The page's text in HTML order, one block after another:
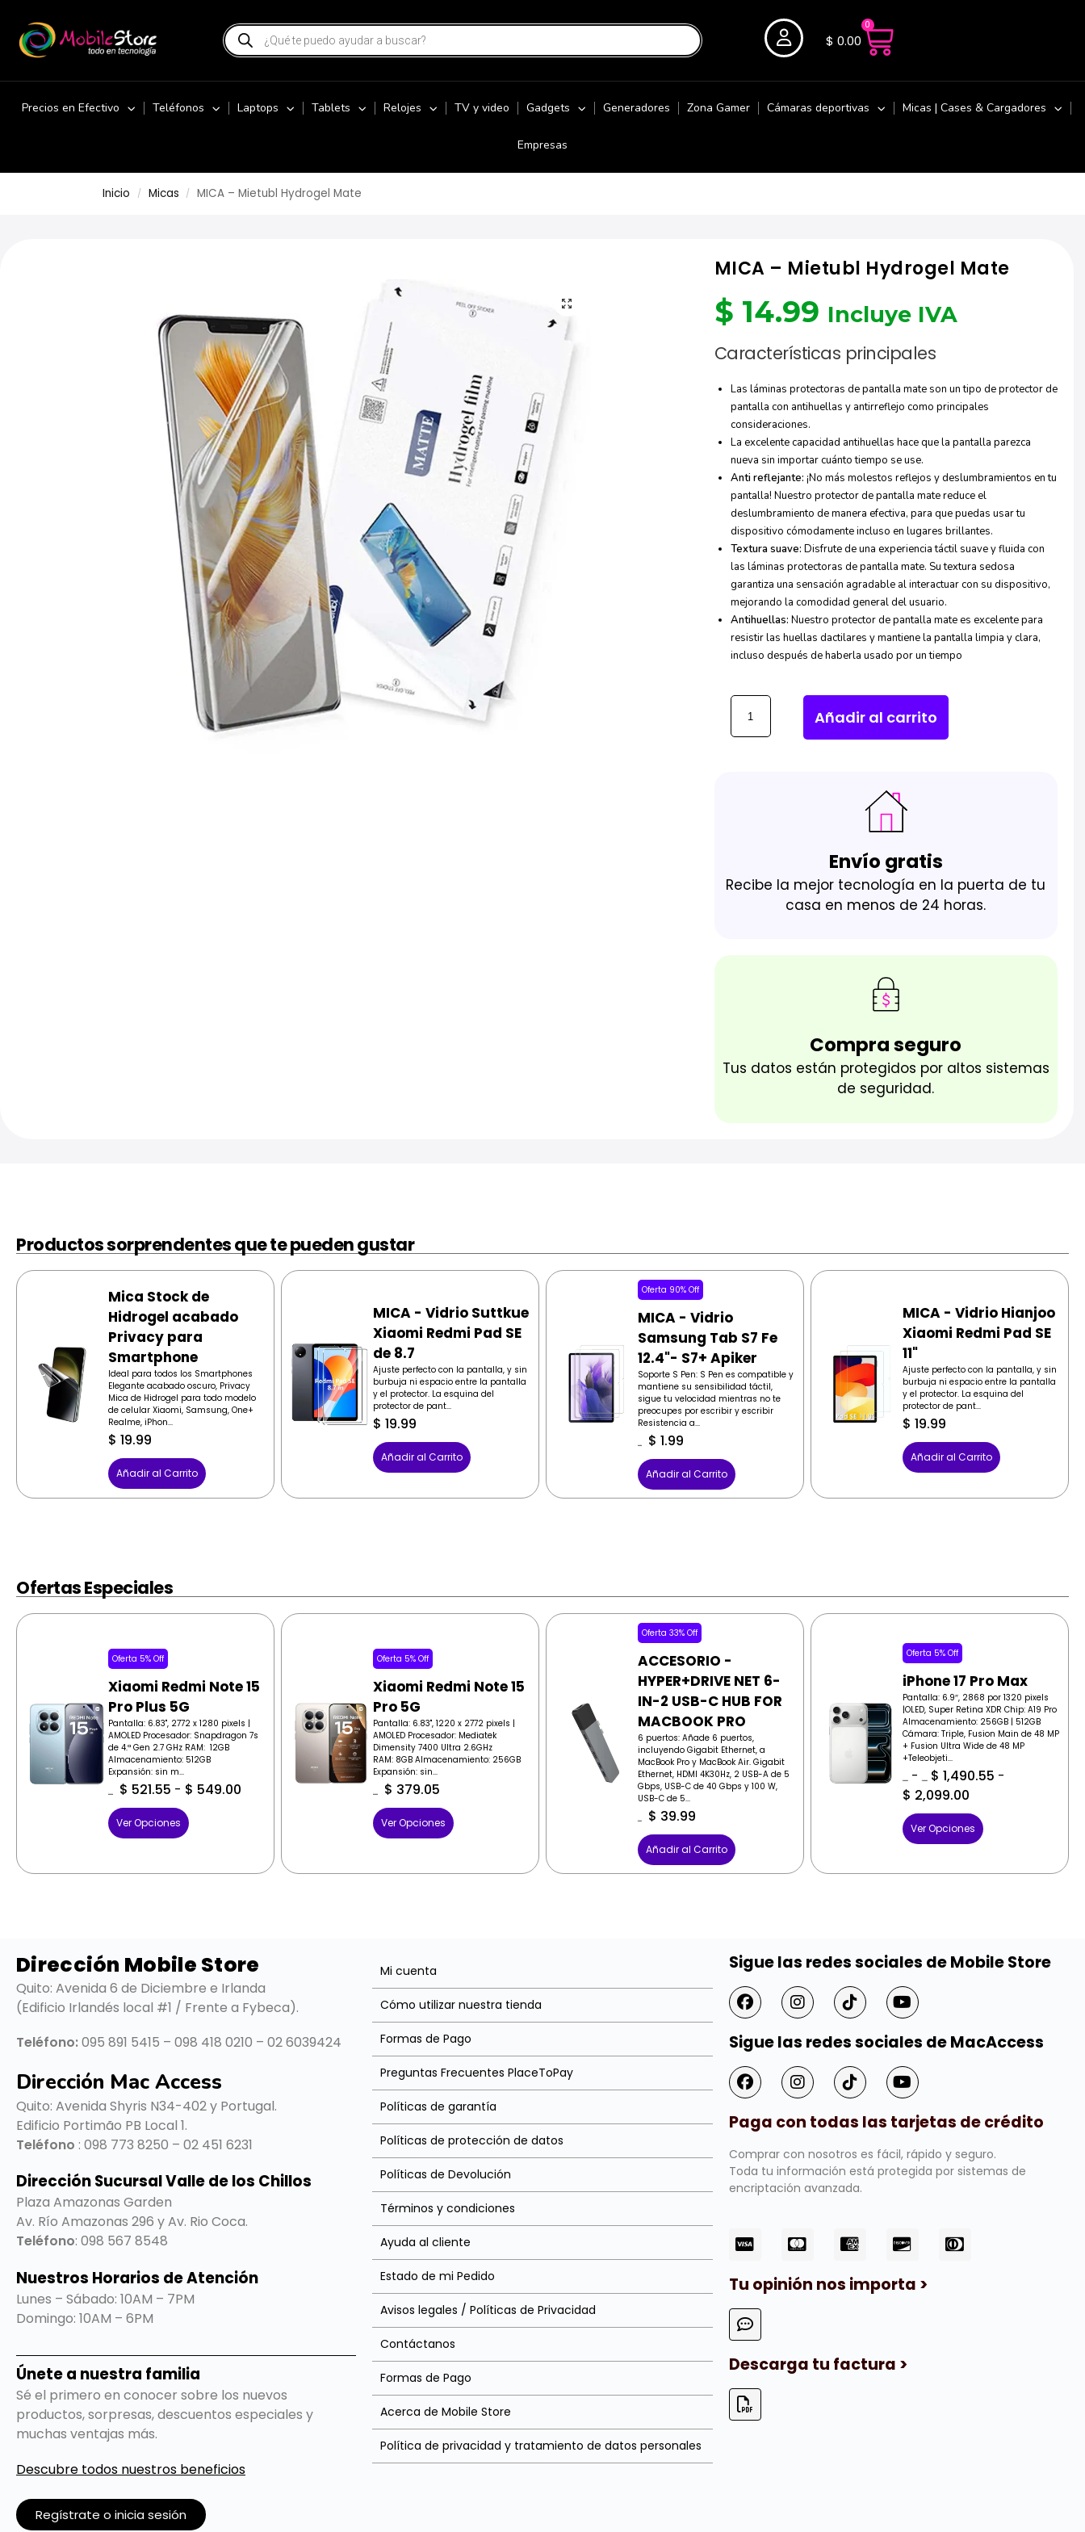
$ 0.00
0
Precios en Efectivo Teléfonos Laptops Tablets Relojes TV y video Gadgets Generadores Zona Gamer Cámaras deportivas Micas | Cases & Cargadores
Empresas
Inicio / Micas / MICA – Mietubl Hydrogel Mate
MICA – Mietubl Hydrogel Mate
$ 14.99 Incluye IVA
Características principales
Las láminas protectoras de pantalla mate son un tipo de protector de
pantalla con antihuellas y antirreflejo como principales
consideraciones.
La excelente capacidad antihuellas hace que la pantalla parezca
nueva sin importar cuánto tiempo se use.
Anti reflejante: ¡No más molestos reflejos y deslumbramientos en tu
pantalla! Nuestro protector de pantalla mate reduce el
deslumbramiento de manera efectiva, para que puedas usar tu
dispositivo cómodamente incluso en lugares brillantes.
Textura suave: Disfrute de una experiencia táctil suave y fluida con
las láminas protectoras de pantalla mate. Su textura sedosa
garantiza una sensación agradable al interactuar con su dispositivo,
mejorando la comodidad general del usuario.
Antihuellas: Nuestro protector de pantalla mate es excelente para
resistir las huellas dactilares y mantiene la pantalla limpia y clara,
incluso después de haberla usado por un tiempo
Añadir al carrito
Envío gratis
Recibe la mejor tecnología en la puerta de tu
casa en menos de 24 horas.
Compra seguro
Tus datos están protegidos por altos sistemas
de seguridad.
Productos sorprendentes que te pueden gustar
Mica Stock de
Hidrogel acabado
Privacy para
Smartphone
Ideal para todos los Smartphones
Elegante acabado oscuro, Privacy
Mica de Hidrogel para todo modelo
de celular Xiaomi, Samsung, One+
Realme, iPhon...
$ 19.99
Añadir al Carrito
MICA - Vidrio Suttkue
Xiaomi Redmi Pad SE
de 8.7
Ajuste perfecto con la pantalla, y sin
burbuja ni espacio entre la pantalla
y el protector. La esquina del
protector de pant...
$ 19.99
Añadir al Carrito
Oferta 90% Off
MICA - Vidrio
Samsung Tab S7 Fe
12.4"- S7+ Apiker
Soporte S Pen: S Pen es compatible y
mantiene su sensibilidad táctil,
sigue tu velocidad mientras no te
preocupes por escribir y escribir
Resistencia a...
$ 1.99
Añadir al Carrito
MICA - Vidrio Hianjoo
Xiaomi Redmi Pad SE
11"
Ajuste perfecto con la pantalla, y sin
burbuja ni espacio entre la pantalla
y el protector. La esquina del
protector de pant...
$ 19.99
Añadir al Carrito
Ofertas Especiales
Oferta 5% Off
Xiaomi Redmi Note 15
Pro Plus 5G
Pantalla: 6.83", 2772 x 1280 pixels |
AMOLED Procesador: Snapdragon 7s
de 4.ª Gen 2.7 GHz RAM: 12GB
Almacenamiento: 512GB
Expansión: sin m...
$ 521.55 - $ 549.00
Ver Opciones
Oferta 5% Off
Xiaomi Redmi Note 15
Pro 5G
Pantalla: 6.83", 1220 x 2772 pixels |
AMOLED Procesador: Mediatek
Dimensity 7400 Ultra 2.6GHz
RAM: 8GB Almacenamiento: 256GB
Expansión: sin...
$ 379.05
Ver Opciones
Oferta 33% Off
ACCESORIO -
HYPER+DRIVE NET 6-
IN-2 USB-C HUB FOR
MACBOOK PRO
6 puertos: Añade 6 puertos,
incluyendo Gigabit Ethernet, a
MacBook Pro y MacBook Air. Gigabit
Ethernet, HDMI 4K30Hz, 2 USB-A de 5
Gbps, USB-C de 40 Gbps y 100 W,
USB-C de 5...
$ 39.99
Añadir al Carrito
Oferta 5% Off
iPhone 17 Pro Max
Pantalla: 6.9″, 2868 por 1320 pixels
|OLED, Super Retina XDR Chip: A19 Pro
Almacenamiento: 256GB | 512GB
Cámara: Triple, Fusion Main de 48 MP
+ Fusion Ultra Wide de 48 MP
+Teleobjeti...
- $ 1,490.55 -
$ 2,099.00
Ver Opciones
Dirección Mobile Store
Quito: Avenida 6 de Diciembre e Irlanda
(Edificio Irlandés local #1 / Frente a Fybeca).
Teléfono:095 891 5415 – 098 418 0210 – 02 6039424
Dirección Mac Access
Quito: Avenida Shyris N34-402 y Portugal.
Edificio Portimão PB Local 1.
Teléfono : 098 773 8250 – 02 451 6231
Dirección Sucursal Valle de los Chillos
Plaza Amazonas Garden
Av. Río Amazonas 296 y Av. Rio Coca.
Teléfono: 098 567 8548
Nuestros Horarios de Atención
Lunes – Sábado: 10AM – 7PM
Domingo: 10AM – 6PM
Únete a nuestra familia
Sé el primero en conocer sobre los nuevos
productos, sorpresas, descuentos especiales y
muchas ventajas más.
Descubre todos nuestros beneficios
Regístrate o inicia sesión
Mi cuenta
Cómo utilizar nuestra tienda
Formas de Pago
Preguntas Frecuentes PlaceToPay
Políticas de garantía
Políticas de protección de datos
Políticas de Devolución
Términos y condiciones
Ayuda al cliente
Estado de mi Pedido
Avisos legales / Políticas de Privacidad
Contáctanos
Formas de Pago
Acerca de Mobile Store
Política de privacidad y tratamiento de datos personales
Sigue las redes sociales de Mobile Store
Sigue las redes sociales de MacAccess
Paga con todas las tarjetas de crédito
Comprar con nosotros es fácil, rápido y seguro.
Toda tu información está protegida por sistemas de
encriptación avanzada.
Tu opinión nos importa >
Descarga tu factura >